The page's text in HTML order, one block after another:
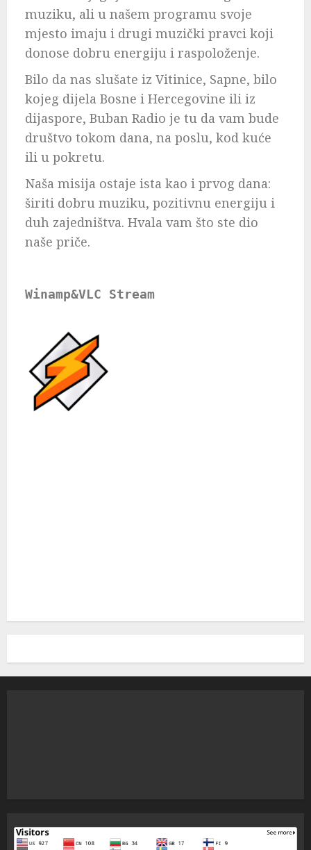
muziku, ali u našem programu svoje
mjesto imaju i drugi muzički pravci koji
donose dobru energiju i raspoloženje.
Bilo da nas slušate iz Vitinice, Sapne, bilo
kojeg dijela Bosne i Hercegovine ili iz
dijaspore, Buban Radio je tu da vam bude
društvo tokom dana, na poslu, kod kuće
ili u pokretu.
Naša misija ostaje ista kao i prvog dana:
širiti dobru muziku, pozitivnu energiju i
duh zajedništva. Hvala vam što ste dio
naše priče.
Winamp&VLC Stream